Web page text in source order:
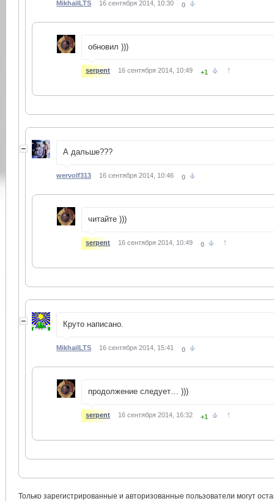
MikhailLTS 16 сентября 2014, 10:30 0
обновил )))
serpent 16 сентября 2014, 10:49 +1 ↑
А дальше???
wervolf313 16 сентября 2014, 10:46 0
читайте )))
serpent 16 сентября 2014, 10:49 0 ↑
Круто написано.
MikhailLTS 16 сентября 2014, 15:41 0
продолжение следует… )))
serpent 16 сентября 2014, 16:32 +1 ↑
Только зарегистрированные и авторизованные пользователи могут